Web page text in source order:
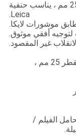
منشور صغير متوافق مع Leica ، قطر 25 مم ، يناسب حنفية
Leica.
موشورات لايكا.
أفقي موثوق.
غير المقصود.
،
الفيلم /